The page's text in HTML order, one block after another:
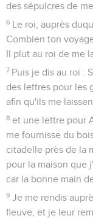
des sépulcres de
6 Le roi, auprès
Combien ton
Il plut au roi de me
7 Puis je dis au roi :
des lettres pour les
afin qu'ils me
8 et une lettre pour
me fournisse du
citadelle près de la
pour la maison que
car la bonne main
9 Je me rendis
fleuve, et je leur